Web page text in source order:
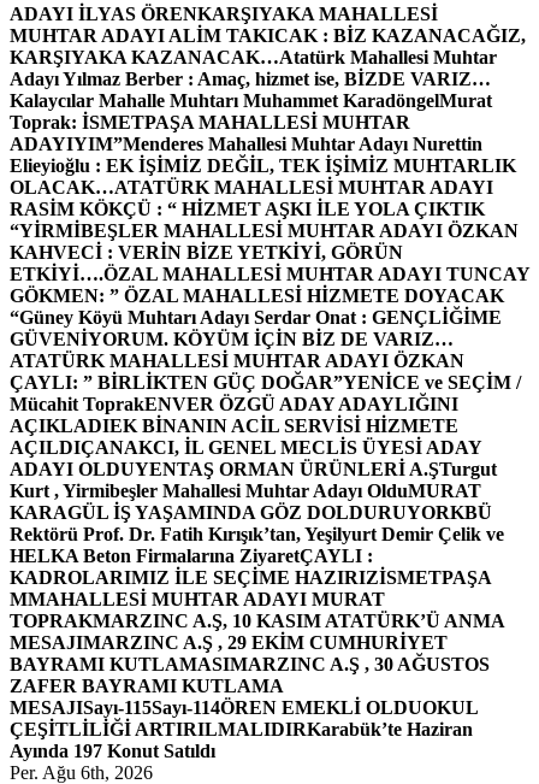
ADAYI İLYAS ÖRENKARŞIYAKA MAHALLESİ
MUHTAR ADAYI ALİM TAKICAK : BİZ KAZANACAĞIZ,
KARŞIYAKA KAZANACAK…Atatürk Mahallesi Muhtar
Adayı Yılmaz Berber : Amaç, hizmet ise, BİZDE VARIZ…
Kalaycılar Mahalle Muhtarı Muhammet KaradöngelMurat
Toprak: İSMETPAŞA MAHALLESİ MUHTAR
ADAYIYIM”Menderes Mahallesi Muhtar Adayı Nurettin
Elieyioğlu : EK İŞİMİZ DEĞİL, TEK İŞİMİZ MUHTARLIK
OLACAK…ATATÜRK MAHALLESİ MUHTAR ADAYI
RASİM KÖKÇÜ : “ HİZMET AŞKI İLE YOLA ÇIKTIK
“YİRMİBEŞLER MAHALLESİ MUHTAR ADAYI ÖZKAN
KAHVECİ : VERİN BİZE YETKİYİ, GÖRÜN
ETKİYİ….ÖZAL MAHALLESİ MUHTAR ADAYI TUNCAY
GÖKMEN: ” ÖZAL MAHALLESİ HİZMETE DOYACAK
“Güney Köyü Muhtarı Adayı Serdar Onat : GENÇLİĞİME
GÜVENİYORUM. KÖYÜM İÇİN BİZ DE VARIZ…
ATATÜRK MAHALLESİ MUHTAR ADAYI ÖZKAN
ÇAYLI: ” BİRLİKTEN GÜÇ DOĞAR”YENİCE ve SEÇİM /
Mücahit ToprakENVER ÖZGÜ ADAY ADAYLIĞINI
AÇIKLADIEK BİNANIN ACİL SERVİSİ HİZMETE
AÇILDIÇANAKCI, İL GENEL MECLİS ÜYESİ ADAY
ADAYI OLDUYENTAŞ ORMAN ÜRÜNLERİ A.ŞTurgut
Kurt , Yirmibeşler Mahallesi Muhtar Adayı OlduMURAT
KARAGÜL İŞ YAŞAMINDA GÖZ DOLDURUYORKBÜ
Rektörü Prof. Dr. Fatih Kırışık’tan, Yeşilyurt Demir Çelik ve
HELKA Beton Firmalarına ZiyaretÇAYLI :
KADROLARIMIZ İLE SEÇİME HAZIRIZİSMETPAŞA
MMAHALLESİ MUHTAR ADAYI MURAT
TOPRAKMARZINC A.Ş, 10 KASIM ATATÜRK’Ü ANMA
MESAJIMARZINC A.Ş , 29 EKİM CUMHURİYET
BAYRAMI KUTLAMASIMARZINC A.Ş , 30 AĞUSTOS
ZAFER BAYRAMI KUTLAMA
MESAJISayı-115Sayı-114ÖREN EMEKLİ OLDUOKUL
ÇEŞİTLİLİĞİ ARTIRILMALIDIRKarabük’te Haziran
Ayında 197 Konut Satıldı
Per. Ağu 6th, 2026